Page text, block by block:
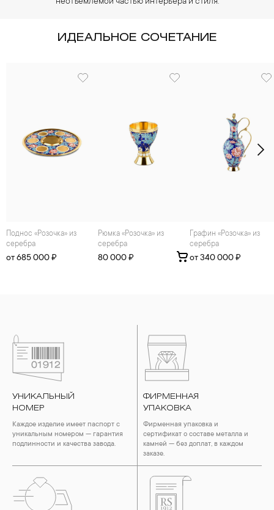
ИДЕАЛЬНОЕ СОЧЕТАНИЕ
Поднос «Розочка» из
серебра
от 685 000 ₽
Рюмка «Розочка» из
серебра
80 000 ₽
Графин «Розочка» из
серебра
от 340 000 ₽
УНИКАЛЬНЫЙ
НОМЕР
Каждое изделие имеет паспорт с
уникальным номером — гарантия
подлинности и качества завода.
ФИРМЕННАЯ
УПАКОВКА
Фирменная упаковка и
сертификат о составе металла и
камней — без доплат, в каждом
заказе.